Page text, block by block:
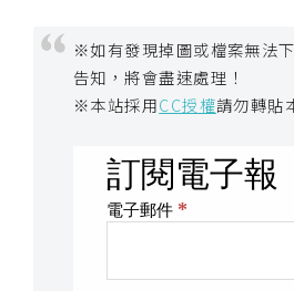
※如有發現掉圖或檔案無法
告知，將會盡速處理！
※本站採用CC授權請勿轉貼